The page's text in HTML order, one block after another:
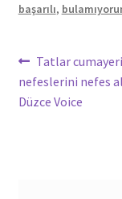
başarılı,
Yazı
gezinmesi
Önceki
yazı:
Tatlar
nefeslerini nefes
Düzce Voice